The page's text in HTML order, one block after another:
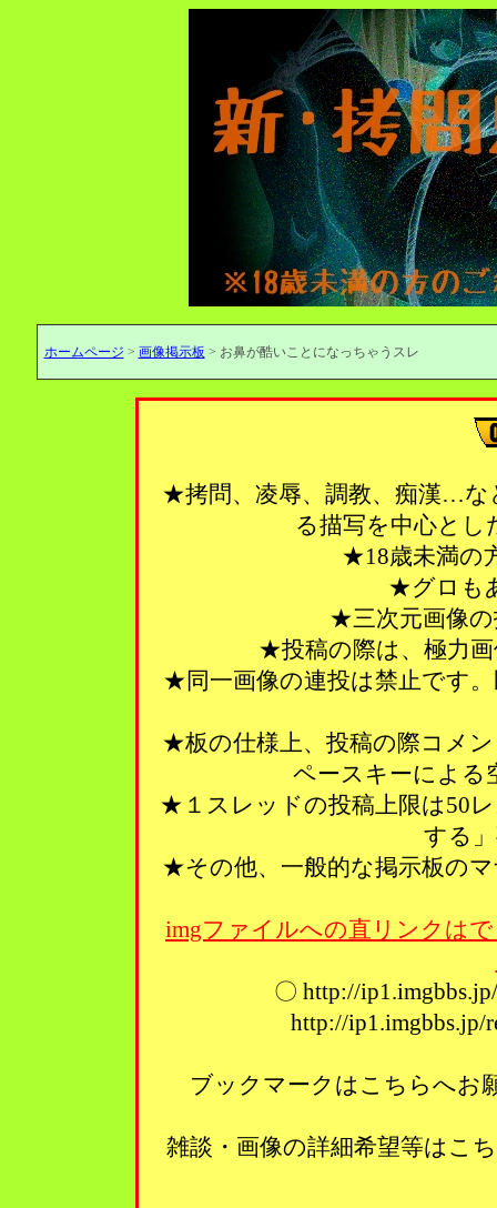
ホームページ > 画像掲示板 > お鼻が酷いことになっちゃうスレ
★拷問、凌辱、調教、痴漢…な
る描写を中心とし
★18歳未満の
★グロも
★三次元画像
★投稿の際は、極力
★同一画像の連投は禁止です
★板の仕様上、投稿の際コメ
ペースキーによる
★１スレッドの投稿上限は50
する
★その他、一般的な掲示板の
imgファイルへの直リンクは
〇 http://
http://
ブックマークはこちらへ
雑談・画像の詳細希望等は